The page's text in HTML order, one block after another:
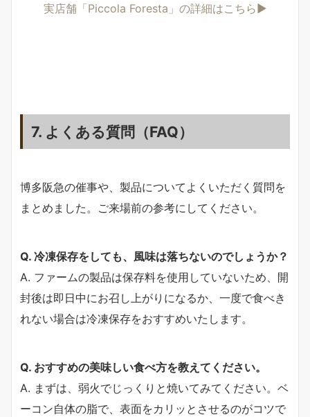
実店舗「Piccola Foresta」の詳細はこちら▶
7. よくある質問（FAQ）
博多阪急の催事や、製品についてよくいただく質問を
まとめました。ご来場前の参考にしてください。
Q. 冷凍保存をしても、風味は落ちないのでしょうか？
A. ファームの製品は保存料を使用していないため、開
封後は即日中にお召し上がりになるか、一度で食べき
れない場合は冷凍保存をおすすめいたします。
Q. おすすめの美味しい食べ方を教えてください。
A. まずは、弱火でじっくりと焼いてみてください。ベ
ーコン自体の脂で、表面をカリッとさせるのがコツで